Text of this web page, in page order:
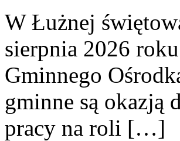
W Łużnej
sierpnia 2026
Gminnego
gminne są okazją
pracy na roli […]